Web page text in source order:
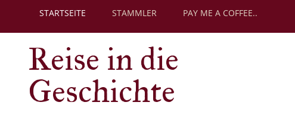
STARTSEITE STAMMLER PAY ME A COFFEE..
Reise in die
Geschichte